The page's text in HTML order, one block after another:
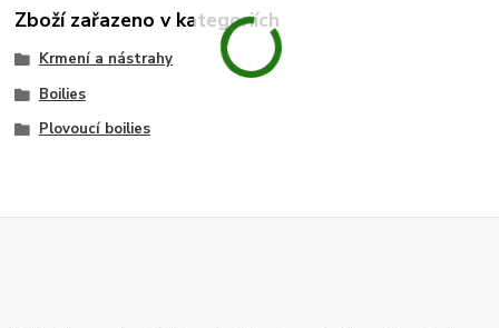
Zboží zařazeno v kategoriích
Krmení a nástrahy
Boilies
Plovoucí boilies